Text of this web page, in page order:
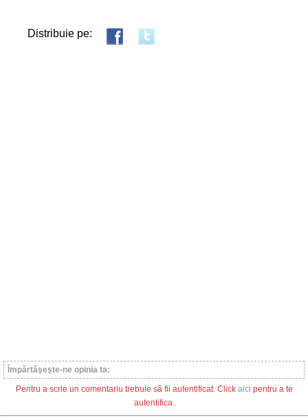
Distribuie pe:
Împărtăşeşte-ne opinia ta:
Pentru a scrie un comentariu trebuie să fii autentificat. Click aici pentru a te
autentifica.